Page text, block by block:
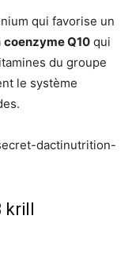
qui favorise un
coenzyme Q10 qui
du groupe
le système
dactinutrition-